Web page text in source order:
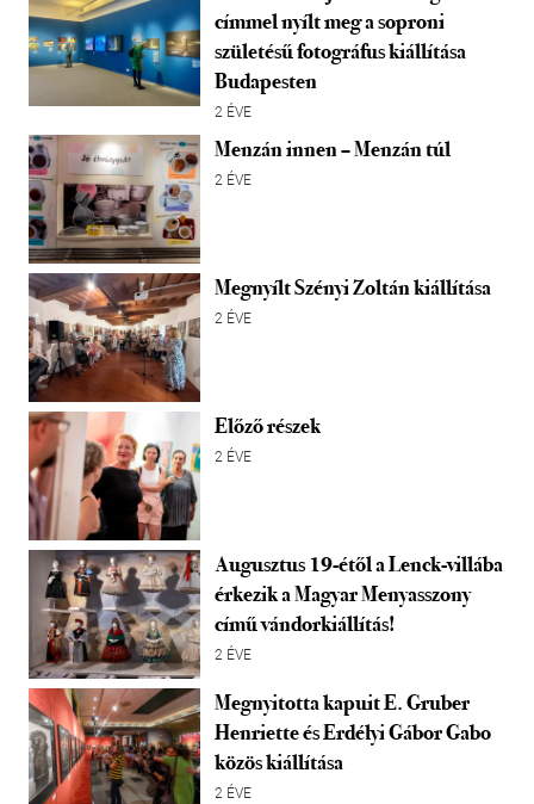
címmel nyílt meg a soproni
születésű fotográfus kiállítása
Budapesten
2 ÉVE
Menzán innen – Menzán túl
2 ÉVE
Megnyílt Szényi Zoltán kiállítása
2 ÉVE
Előző részek
2 ÉVE
Augusztus 19-étől a Lenck-villába
érkezik a Magyar Menyasszony
című vándorkiállítás!
2 ÉVE
Megnyitotta kapuit E. Gruber
Henriette és Erdélyi Gábor Gabo
közös kiállítása
2 ÉVE